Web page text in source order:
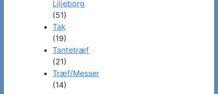
Liljeborg
(51)
Tak
(19)
Tantetræf
(21)
Træf/Messer
(14)